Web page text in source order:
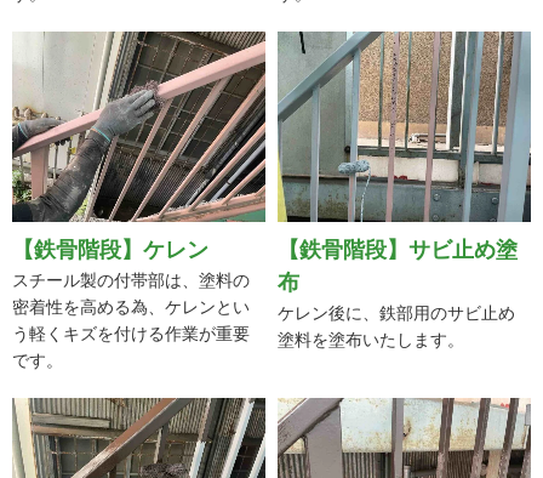
【鉄骨階段】ケレン
スチール製の付帯部は、塗料の
密着性を高める為、ケレンとい
う軽くキズを付ける作業が重要
【鉄骨階段】サビ止め塗
布
ケレン後に、鉄部用のサビ止め